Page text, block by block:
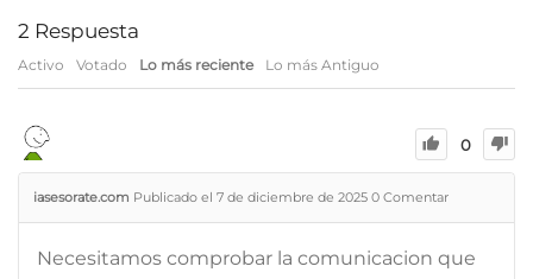
2 Respuesta
Activo Votado Lo más reciente Lo más Antiguo
0
iasesorate.com Publicado el 7 de diciembre de 2025 0 Comentar
Necesitamos comprobar la comunicacion que